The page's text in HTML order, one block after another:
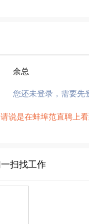
余总
您还未登录，需要先
说是在蚌埠范直聘上
扫找工作